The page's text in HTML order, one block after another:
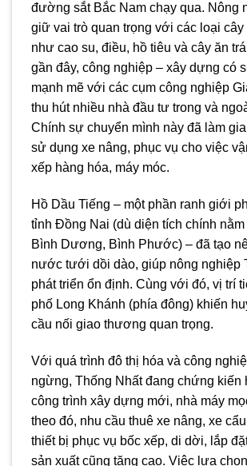
đường sắt Bắc Nam chạy qua. Nông
giữ vai trò quan trọng với các loại
như cao su, điều, hồ tiêu và cây ăn
gần đây, công nghiệp – xây dựng có
mạnh mẽ với các cụm công nghiệp
thu hút nhiều nhà đầu tư trong và
Chính sự chuyển mình này đã làm
sử dụng xe nâng, phục vụ cho việc
xếp hàng hóa, máy móc.
Hồ Dầu Tiếng – một phần ranh giới
tỉnh Đồng Nai (dù diện tích chính
Bình Dương, Bình Phước) – đã tạo
nước tưới dồi dào, giúp nông nghiệp
phát triển ổn định. Cùng với đó, vị trí
phố Long Khánh (phía đông) khiến
cầu nối giao thương quan trọng.
Với quá trình đô thị hóa và công
ngừng, Thống Nhất đang chứng kiến
công trình xây dựng mới, nhà máy
theo đó, nhu cầu thuê xe nâng, xe
thiết bị phục vụ bốc xếp, di dời, lắp
sản xuất cũng tăng cao. Việc lựa